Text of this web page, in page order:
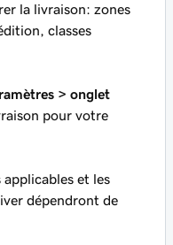
la livraison: zones
classes
> onglet
pour votre
et les
dépendront de